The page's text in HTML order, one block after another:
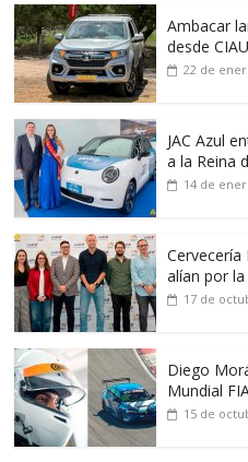
Ambacar
desde
22 de
JAC Azul
a la Reina
14 de
Cervecería
alían por
17 de
Diego
Mundial
15 de